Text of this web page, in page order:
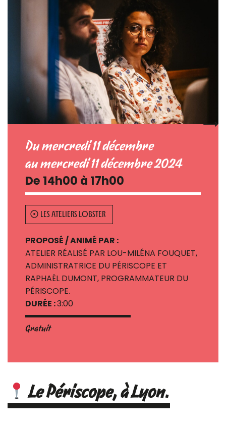
Du mercredi 11 décembre
au mercredi 11 décembre 2024
De 14h00 à 17h00
LES ATELIERS LOBSTER
PROPOSÉ / ANIMÉ PAR :
ATELIER RÉALISÉ PAR LOU-MILÉNA FOUQUET,
ADMINISTRATRICE DU PÉRISCOPE ET
RAPHAËL DUMONT, PROGRAMMATEUR DU
PÉRISCOPE.
DURÉE :3:00
Gratuit
Le Périscope, à Lyon.